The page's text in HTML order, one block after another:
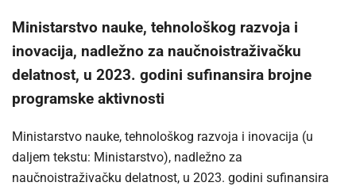
Ministarstvo nauke, tehnološkog razvoja i
inovacija, nadležno za naučnoistraživačku
delatnost, u 2023. godini sufinansira brojne
programske aktivnosti
Ministarstvo nauke, tehnološkog razvoja i inovacija (u
daljem tekstu: Ministarstvo), nadležno za
naučnoistraživačku delatnost, u 2023. godini sufinansira